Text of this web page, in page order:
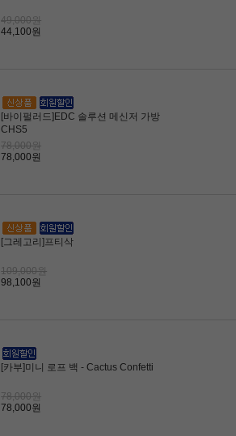
49,000원
44,100원
[바이펄러드]EDC 솔루션 메신저 가방
CHS5
78,000원
78,000원
[그레고리]프티삭
109,000원
98,100원
[카부]미니 로프 백 - Cactus Confetti
78,000원
78,000원